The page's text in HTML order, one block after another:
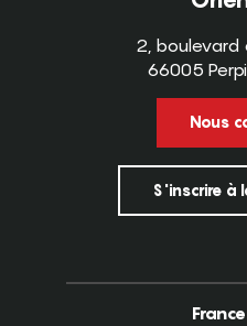
2, boulevard
66005
Nous
S'inscrire à
France